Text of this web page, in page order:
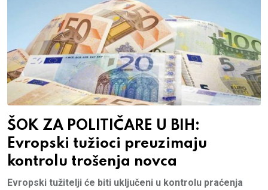
ŠOK ZA POLITIČARE U BIH:
Evropski tužioci preuzimaju
kontrolu trošenja novca
Evropski tužitelji će biti uključeni u kontrolu praćenja